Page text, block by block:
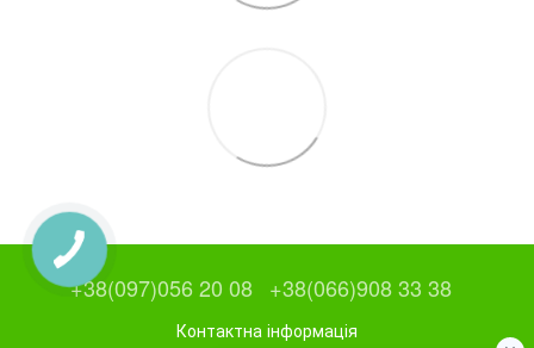
+38(097)056 20 08 +38(066)908 33 38
Контактна інформація